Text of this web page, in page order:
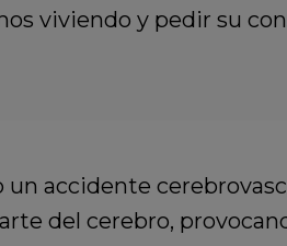
viviendo y pedir su
accidente
del cerebro,